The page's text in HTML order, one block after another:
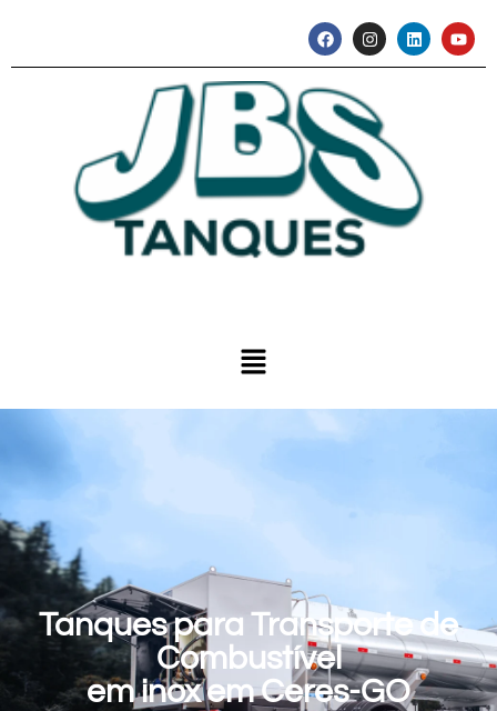
Tanques para Transporte de
Combustível
em inox em Ceres-GO